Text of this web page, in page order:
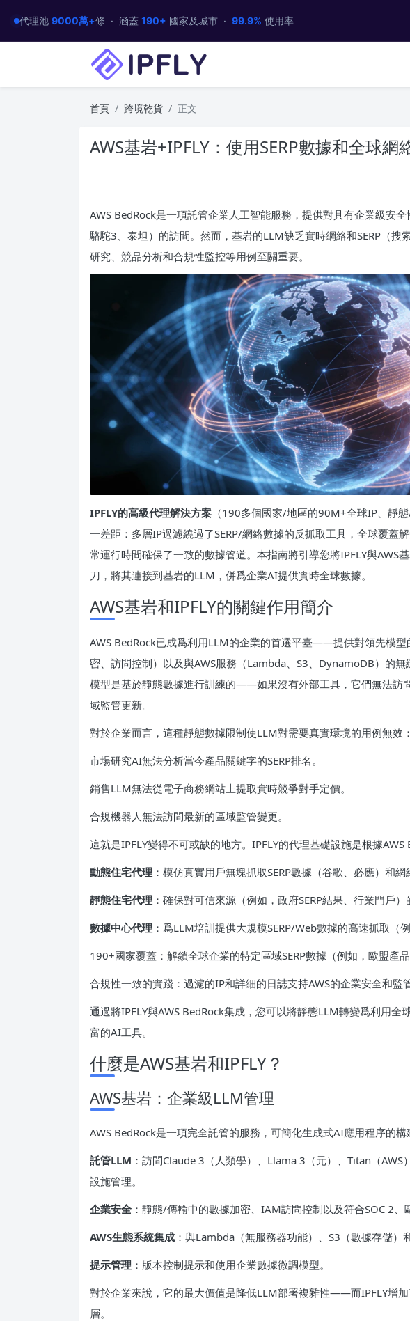
代理池 9000萬+條 · 涵蓋 190+ 國家及城市 · 99.9% 使用率
首頁 跨境乾貨 正文
AWS基岩+IPFLY：使用SERP數據和全球
AWS BedRock是一項託管企業人工智能服務，提供對具有企業級安
駱駝3、泰坦）的訪問。然而，基岩的LLM缺乏實時網絡和SERP（
研究、競品分析和合規性監控等用例至關重要。
IPFLY的高級代理解決方案 （190多個國家/地區的90M+全球IP、靜
一差距：多層IP過濾繞過了SERP/網絡數據的反抓取工具，全球覆蓋
常運行時間確保了一致的數據管道。本指南將引導您將IPFLY與
刀，將其連接到基岩的LLM，併爲企業AI提供實時全球數據。
AWS基岩和IPFLY的關鍵作用簡介
AWS BedRock已成爲利用LLM的企業的首選平臺——提供對領先模型
密、訪問控制）以及與AWS服務（Lambda、S3、DynamoDB）的
模型是基於靜態數據進行訓練的——如果沒有外部工具，它們無法訪
域監管更新。
對於企業而言，這種靜態數據限制使LLM對需要真實環境的用例無效：
市場研究AI無法分析當今產品關鍵字的SERP排名。
銷售LLM無法從電子商務網站上提取實時競爭對手定價。
合規機器人無法訪問最新的區域監管變更。
這就是IPFLY變得不可或缺的地方。IPFLY的代理基礎設施是根據AWS
動態住宅代理 ：模仿真實用戶無塊抓取SERP數據（谷歌、必應）和網
靜態住宅代理 ：確保對可信來源（例如，政府SERP結果、行業門戶）
數據中心代理 ：爲LLM培訓提供大規模SERP/Web數據的高速抓取（
190+國家覆蓋：解鎖全球企業的特定區域SERP數據（例如，歐盟產
合規性一致的實踐：過濾的IP和詳細的日誌支持AWS的企業安全和監
通過將IPFLY與AWS BedRock集成，您可以將靜態LLM轉變爲利用全
富的AI工具。
什麼是AWS基岩和IPFLY？
AWS基岩：企業級LLM管理
AWS BedRock是一項完全託管的服務，可簡化生成式AI應用程序的
託管LLM ：訪問Claude 3（人類學）、Llama 3（元）、Titan（
設施管理。
企業安全 ：靜態/傳輸中的數據加密、IAM訪問控制以及符合SOC 2、
AWS生態系統集成 ：與Lambda（無服務器功能）、S3（數據存儲）
提示管理 ：版本控制提示和使用企業數據微調模型。
對於企業來說，它的最大價值是降低LLM部署複雜性——而IPFLY增加
層。